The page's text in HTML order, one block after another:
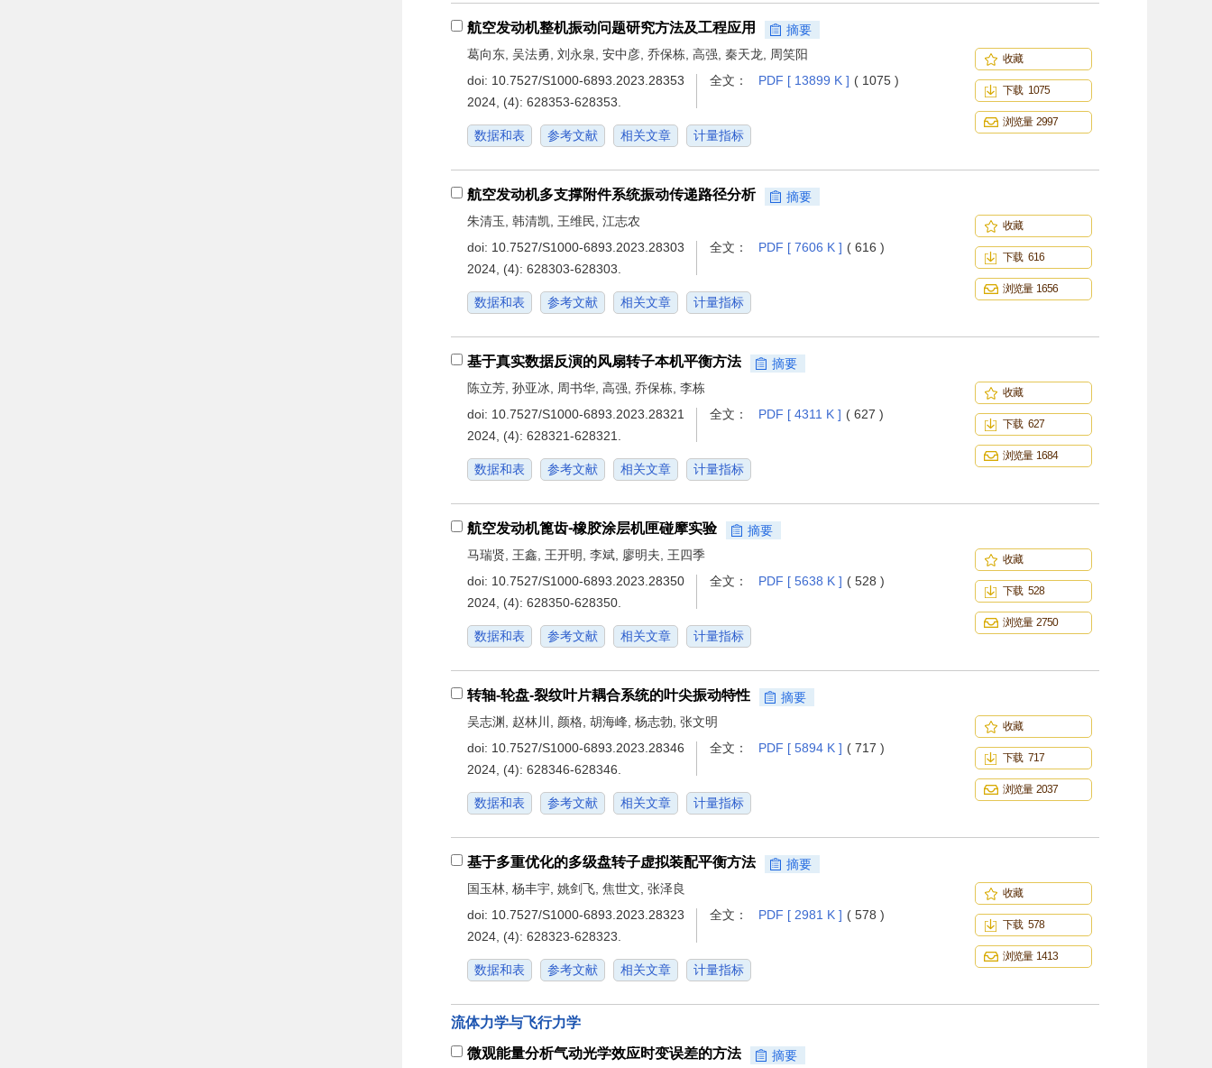
航空发动机整机振动问题研究方法及工程应用
摘要
葛向东, 吴法勇, 刘永泉, 安中彦, 乔保栋, 高强, 秦天龙, 周笑阳
doi: 10.7527/S1000-6893.2023.28353
2024, (4): 628353-628353.
全文： PDF [ 13899 K ] ( 1075 )
数据和表 参考文献 相关文章 计量指标
收藏
下载 1075
浏览量 2997
航空发动机多支撑附件系统振动传递路径分析
摘要
朱清玉, 韩清凯, 王维民, 江志农
doi: 10.7527/S1000-6893.2023.28303
2024, (4): 628303-628303.
全文： PDF [ 7606 K ] ( 616 )
数据和表 参考文献 相关文章 计量指标
收藏
下载 616
浏览量 1656
基于真实数据反演的风扇转子本机平衡方法
摘要
陈立芳, 孙亚冰, 周书华, 高强, 乔保栋, 李栋
doi: 10.7527/S1000-6893.2023.28321
2024, (4): 628321-628321.
全文： PDF [ 4311 K ] ( 627 )
数据和表 参考文献 相关文章 计量指标
收藏
下载 627
浏览量 1684
航空发动机篦齿⁃橡胶涂层机匣碰摩实验
摘要
马瑞贤, 王鑫, 王开明, 李斌, 廖明夫, 王四季
doi: 10.7527/S1000-6893.2023.28350
2024, (4): 628350-628350.
全文： PDF [ 5638 K ] ( 528 )
数据和表 参考文献 相关文章 计量指标
收藏
下载 528
浏览量 2750
转轴-轮盘-裂纹叶片耦合系统的叶尖振动特性
摘要
吴志渊, 赵林川, 颜格, 胡海峰, 杨志勃, 张文明
doi: 10.7527/S1000-6893.2023.28346
2024, (4): 628346-628346.
全文： PDF [ 5894 K ] ( 717 )
数据和表 参考文献 相关文章 计量指标
收藏
下载 717
浏览量 2037
基于多重优化的多级盘转子虚拟装配平衡方法
摘要
国玉林, 杨丰宇, 姚剑飞, 焦世文, 张泽良
doi: 10.7527/S1000-6893.2023.28323
2024, (4): 628323-628323.
全文： PDF [ 2981 K ] ( 578 )
数据和表 参考文献 相关文章 计量指标
收藏
下载 578
浏览量 1413
流体力学与飞行力学
微观能量分析气动光学效应时变误差的方法
摘要